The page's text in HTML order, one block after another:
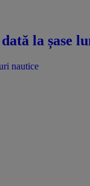
la șase
nautice